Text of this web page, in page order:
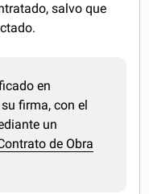
salvo que
en
firma, con el
un
de Obra